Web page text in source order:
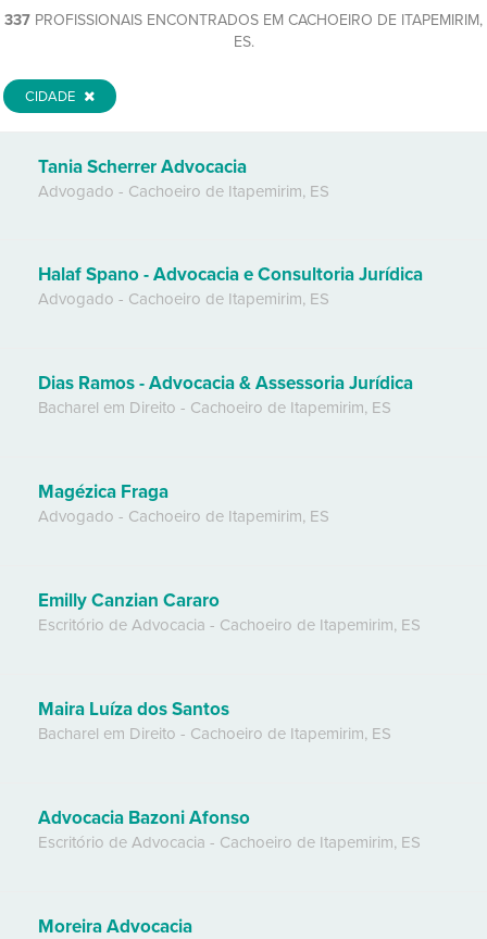
337 PROFISSIONAIS ENCONTRADOS EM CACHOEIRO DE ITAPEMIRIM,
ES.
CIDADE
Tania Scherrer Advocacia
Advogado - Cachoeiro de Itapemirim, ES
Halaf Spano - Advocacia e Consultoria Jurídica
Advogado - Cachoeiro de Itapemirim, ES
Dias Ramos - Advocacia & Assessoria Jurídica
Bacharel em Direito - Cachoeiro de Itapemirim, ES
Magézica Fraga
Advogado - Cachoeiro de Itapemirim, ES
Emilly Canzian Cararo
Escritório de Advocacia - Cachoeiro de Itapemirim, ES
Maira Luíza dos Santos
Bacharel em Direito - Cachoeiro de Itapemirim, ES
Advocacia Bazoni Afonso
Escritório de Advocacia - Cachoeiro de Itapemirim, ES
Moreira Advocacia